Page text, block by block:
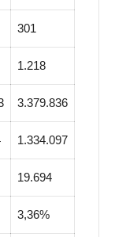
301
1.218
3.379.836
1.334.097
19.694
3,36%